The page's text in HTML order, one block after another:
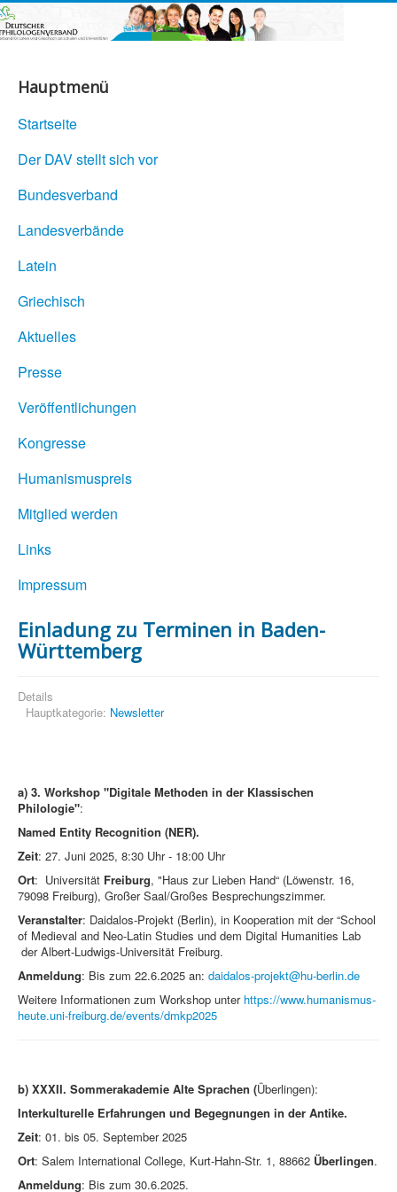
Hauptmenü
Startseite
Der DAV stellt sich vor
Bundesverband
Landesverbände
Latein
Griechisch
Aktuelles
Presse
Veröffentlichungen
Kongresse
Humanismuspreis
Mitglied werden
Links
Impressum
Einladung zu Terminen in Baden-
Württemberg
Details
Hauptkategorie: Newsletter
a) 3. Workshop "Digitale Methoden in der Klassischen
Philologie":
Named Entity Recognition (NER).
Zeit: 27. Juni 2025, 8:30 Uhr - 18:00 Uhr
Ort: Universität Freiburg, "Haus zur Lieben Hand“ (Löwenstr. 16,
79098 Freiburg), Großer Saal/Großes Besprechungszimmer.
Veranstalter: Daidalos-Projekt (Berlin), in Kooperation mit der “School
of Medieval and Neo-Latin Studies und dem Digital Humanities Lab
der Albert-Ludwigs-Universität Freiburg.
Anmeldung: Bis zum 22.6.2025 an: daidalos-projekt@hu-berlin.de
Weitere Informationen zum Workshop unter https://www.humanismus-
heute.uni-freiburg.de/events/dmkp2025
b) XXXII. Sommerakademie Alte Sprachen (Überlingen):
Interkulturelle Erfahrungen und Begegnungen in der Antike.
Zeit: 01. bis 05. September 2025
Ort: Salem International College, Kurt-Hahn-Str. 1, 88662 Überlingen.
Anmeldung: Bis zum 30.6.2025.